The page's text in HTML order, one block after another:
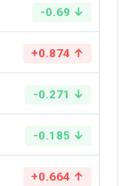
-0.69 ↓
+0.874 ↑
-0.271 ↓
-0.185 ↓
+0.664 ↑